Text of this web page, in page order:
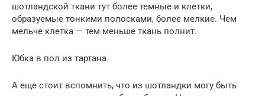
шотландской ткани тут более темные и клетки,
образуемые тонкими полосками, более мелкие. Чем
мельче клетка — тем меньше ткань полнит.
Юбка в пол из тартана
А еще стоит вспомнить, что из шотландки могу быть